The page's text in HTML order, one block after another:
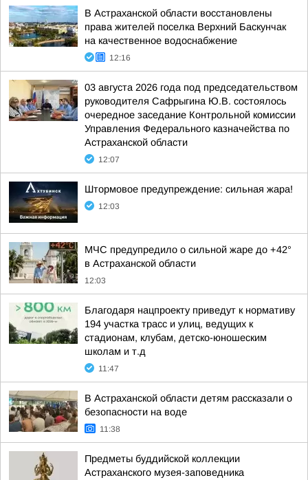
В Астраханской области восстановлены
права жителей поселка Верхний Баскунчак
на качественное водоснабжение
12:16
03 августа 2026 года под председательством
руководителя Сафрыгина Ю.В. состоялось
очередное заседание Контрольной комиссии
Управления Федерального казначейства по
Астраханской области
12:07
Штормовое предупреждение: сильная жара!
12:03
МЧС предупредило о сильной жаре до +42°
в Астраханской области
12:03
Благодаря нацпроекту приведут к нормативу
194 участка трасс и улиц, ведущих к
стадионам, клубам, детско-юношеским
школам и т.д
11:47
В Астраханской области детям рассказали о
безопасности на воде
11:38
Предметы буддийской коллекции
Астраханского музея-заповедника